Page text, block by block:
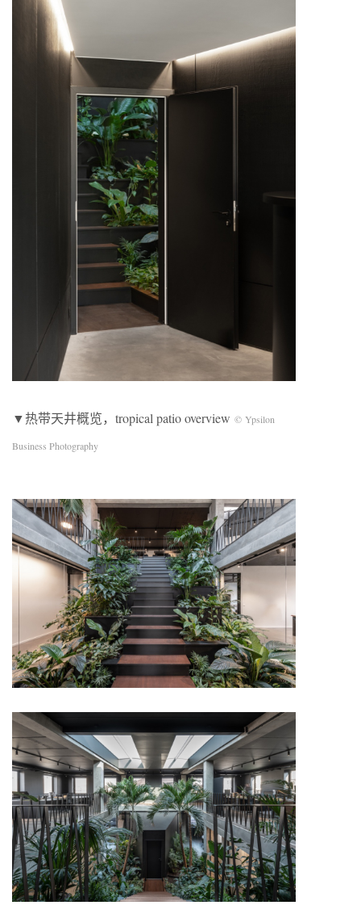
▼热带天井概览，tropical patio overview © Ypsilon
Business Photography